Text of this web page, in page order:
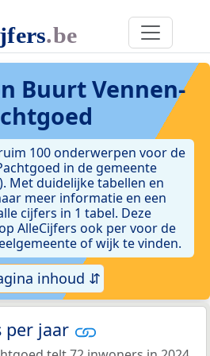
Buurt Vennen-
100 onderwerpen voor de
in de gemeente
Met duidelijke tabellen en
meer informatie en een
cijfers in 1 tabel. Deze
AlleCijfers ook per voor de
of wijk te vinden.
inhoud ⇵
per jaar